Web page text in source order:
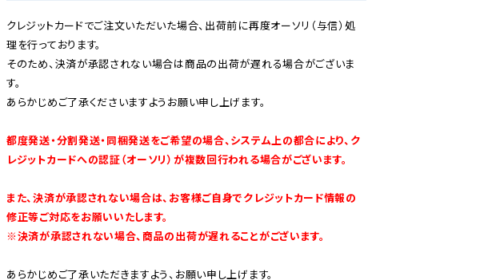
クレジットカードでご注文いただいた場合、出荷前に再度オーソリ（与信）処
理を行っております。
そのため、決済が承認されない場合は商品の出荷が遅れる場合がございま
す。
あらかじめご了承くださいますようお願い申し上げます。
都度発送・分割発送・同梱発送をご希望の場合、システム上の都合により、ク
レジットカードへの認証（オーソリ）が複数回行われる場合がございます。
また、決済が承認されない場合は、お客様ご自身でクレジットカード情報の
修正等ご対応をお願いいたします。
※決済が承認されない場合、商品の出荷が遅れることがございます。
あらかじめご了承いただきますよう、お願い申し上げます。